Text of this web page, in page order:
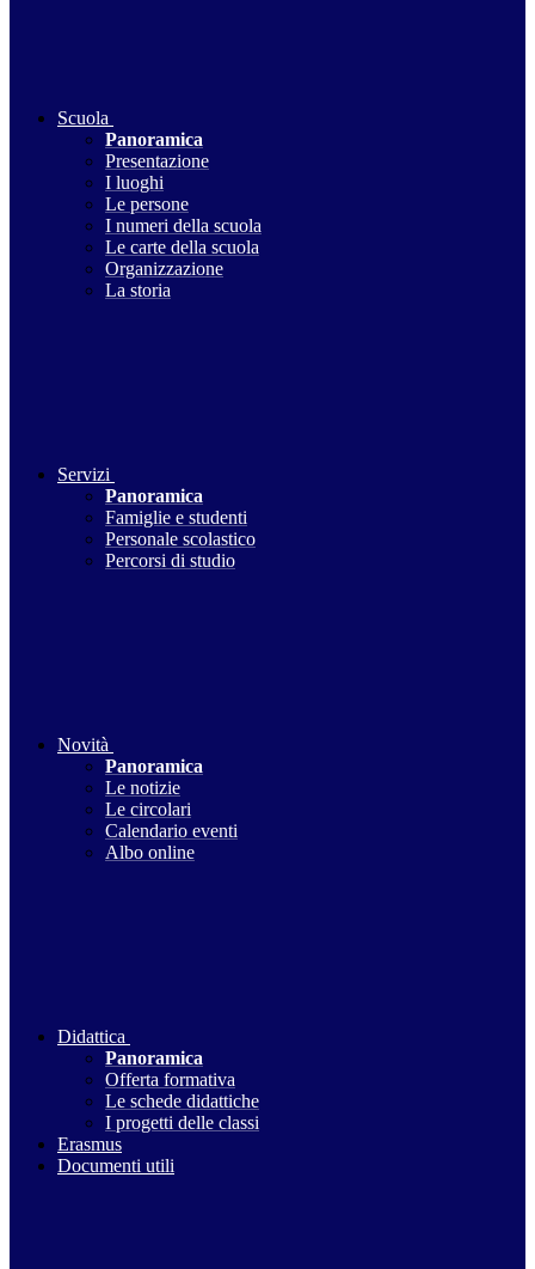
Scuola
Panoramica
Presentazione
I luoghi
Le persone
I numeri della scuola
Le carte della scuola
Organizzazione
La storia
Servizi
Panoramica
Famiglie e studenti
Personale scolastico
Percorsi di studio
Novità
Panoramica
Le notizie
Le circolari
Calendario eventi
Albo online
Didattica
Panoramica
Offerta formativa
Le schede didattiche
I progetti delle classi
Erasmus
Documenti utili